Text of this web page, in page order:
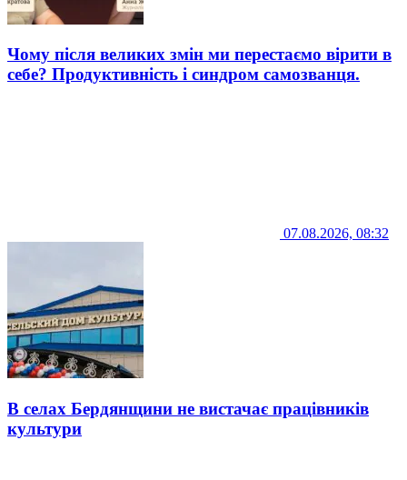
Чому після великих змін ми перестаємо вірити в
себе? Продуктивність і синдром самозванця.
07.08.2026, 08:32
В селах Бердянщини не вистачає працівників
культури